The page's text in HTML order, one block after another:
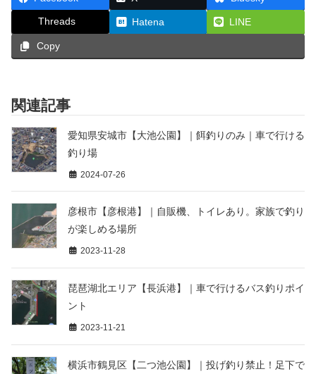
Threads Hatena LINE
Copy
関連記事
愛知県安城市【大池公園】｜餌釣りのみ｜車で行ける
釣り場
2024-07-26
彦根市【彦根港】｜自販機、トイレあり。家族で釣り
が楽しめる場所
2023-11-28
琵琶湖北エリア【長浜港】｜車で行けるバス釣りポイ
ント
2023-11-21
横浜市鶴見区【二つ池公園】｜投げ釣り禁止！足下で